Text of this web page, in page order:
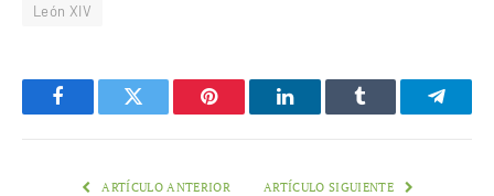
León XIV
FacebookTwitter Pinterest LinkedInTumblr
ARTÍCULO ANTERIOR ARTÍCULO SIGUIENTE